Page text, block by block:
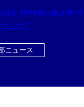
果】2026群馬県支部1年
リーグ
ニュース